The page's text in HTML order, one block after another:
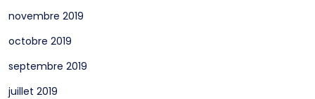
novembre 2019
octobre 2019
septembre 2019
juillet 2019